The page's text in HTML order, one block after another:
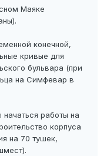
Маяке
конечной,
кривые для
бульвара (при
на Симфевар в
работы на
корпуса
на 70 тушек,